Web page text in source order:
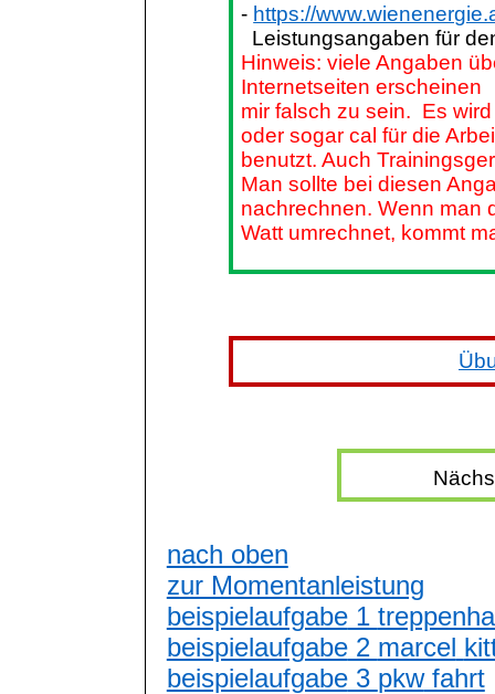
- https://
Leistungsangaben für
Hinweis: viele Angaben
Internetseiten erscheinen
mir falsch zu sein. Es
oder sogar cal für die
benutzt. Auch
Man sollte bei diesen
nachrechnen. Wenn man
Watt umrechnet, kommt
nach oben
zur Momentanleistung
beispielaufgabe1
beispielaufgabe2 marcel
beispielaufgabe3 pkwfahrt